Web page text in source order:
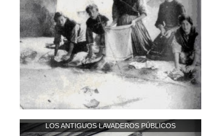
LOS ANTIGUOS LAVADEROS PÚBLICOS